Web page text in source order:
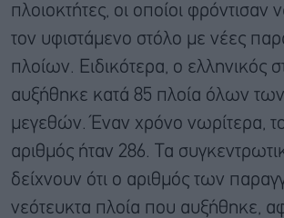
πλοιοκτήτες, οι οποίοι φρόντισαν
τον υφιστάμενο στόλο με νέες
πλοίων. Ειδικότερα, ο ελληνικός
αυξήθηκε κατά 85 πλοία όλων
μεγεθών. Έναν χρόνο νωρίτερα,
αριθμός ήταν 286. Τα
δείχνουν ότι ο αριθμός των
νεότευκτα πλοία που αυξήθηκε,